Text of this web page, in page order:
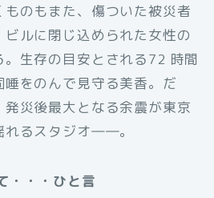
ものもまた、傷ついた被災者
ルに閉じ込められた女性の
生存の目安とされる72 時間
唾をのんで見守る美香。だ
災後最大となる余震が東京
れるスタジオ――。
・・・ひと言